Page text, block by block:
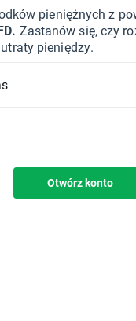
pieniężnych z
Zastanów się, czy
pieniędzy.
Otwórz konto